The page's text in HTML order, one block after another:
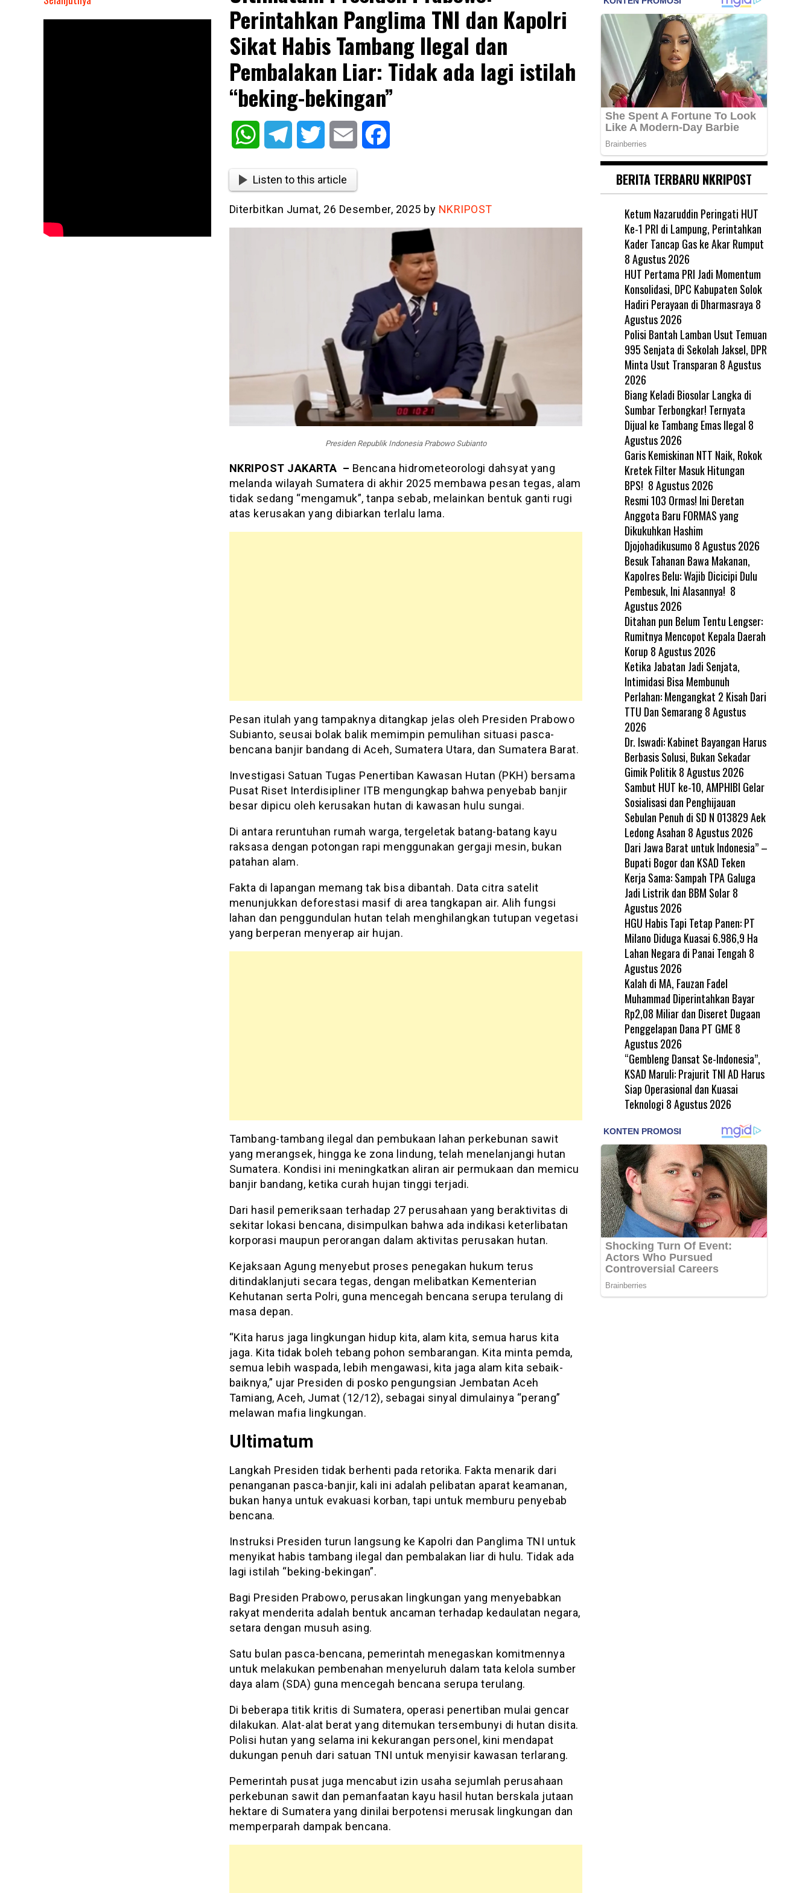
Perintahkan Panglima TNI dan Kapolri
Sikat Habis Tambang Ilegal dan
Pembalakan Liar: Tidak ada lagi istilah
“beking-bekingan”
WhatsAppTelegram Twitter Email
Listen to this article
Diterbitkan Jumat, 26 Desember, 2025 by NKRIPOST
Presiden Republik Indonesia Prabowo Subianto
NKRIPOST JAKARTA – Bencana hidrometeorologi dahsyat yang
melanda wilayah Sumatera di akhir 2025 membawa pesan tegas, alam
tidak sedang “mengamuk”, tanpa sebab, melainkan bentuk ganti rugi
atas kerusakan yang dibiarkan terlalu lama.
Pesan itulah yang tampaknya ditangkap jelas oleh Presiden Prabowo
Subianto, seusai bolak balik memimpin pemulihan situasi pasca-
bencana banjir bandang di Aceh, Sumatera Utara, dan Sumatera Barat.
Investigasi Satuan Tugas Penertiban Kawasan Hutan (PKH) bersama
Pusat Riset Interdisipliner ITB mengungkap bahwa penyebab banjir
besar dipicu oleh kerusakan hutan di kawasan hulu sungai.
Di antara reruntuhan rumah warga, tergeletak batang-batang kayu
raksasa dengan potongan rapi menggunakan gergaji mesin, bukan
patahan alam.
Fakta di lapangan memang tak bisa dibantah. Data citra satelit
menunjukkan deforestasi masif di area tangkapan air. Alih fungsi
lahan dan penggundulan hutan telah menghilangkan tutupan vegetasi
yang berperan menyerap air hujan.
Tambang-tambang ilegal dan pembukaan lahan perkebunan sawit
yang merangsek, hingga ke zona lindung, telah menelanjangi hutan
Sumatera. Kondisi ini meningkatkan aliran air permukaan dan memicu
banjir bandang, ketika curah hujan tinggi terjadi.
Dari hasil pemeriksaan terhadap 27 perusahaan yang beraktivitas di
sekitar lokasi bencana, disimpulkan bahwa ada indikasi keterlibatan
korporasi maupun perorangan dalam aktivitas perusakan hutan.
Kejaksaan Agung menyebut proses penegakan hukum terus
ditindaklanjuti secara tegas, dengan melibatkan Kementerian
Kehutanan serta Polri, guna mencegah bencana serupa terulang di
masa depan.
“Kita harus jaga lingkungan hidup kita, alam kita, semua harus kita
jaga. Kita tidak boleh tebang pohon sembarangan. Kita minta pemda,
semua lebih waspada, lebih mengawasi, kita jaga alam kita sebaik-
baiknya,” ujar Presiden di posko pengungsian Jembatan Aceh
Tamiang, Aceh, Jumat (12/12), sebagai sinyal dimulainya “perang”
melawan mafia lingkungan.
Ultimatum
Langkah Presiden tidak berhenti pada retorika. Fakta menarik dari
penanganan pasca-banjir, kali ini adalah pelibatan aparat keamanan,
bukan hanya untuk evakuasi korban, tapi untuk memburu penyebab
bencana.
Instruksi Presiden turun langsung ke Kapolri dan Panglima TNI untuk
menyikat habis tambang ilegal dan pembalakan liar di hulu. Tidak ada
lagi istilah “beking-bekingan”.
Bagi Presiden Prabowo, perusakan lingkungan yang menyebabkan
rakyat menderita adalah bentuk ancaman terhadap kedaulatan negara,
setara dengan musuh asing.
Satu bulan pasca-bencana, pemerintah menegaskan komitmennya
untuk melakukan pembenahan menyeluruh dalam tata kelola sumber
daya alam (SDA) guna mencegah bencana serupa terulang.
Di beberapa titik kritis di Sumatera, operasi penertiban mulai gencar
dilakukan. Alat-alat berat yang ditemukan tersembunyi di hutan disita.
Polisi hutan yang selama ini kekurangan personel, kini mendapat
dukungan penuh dari satuan TNI untuk menyisir kawasan terlarang.
Pemerintah pusat juga mencabut izin usaha sejumlah perusahaan
perkebunan sawit dan pemanfaatan kayu hasil hutan berskala jutaan
hektare di Sumatera yang dinilai berpotensi merusak lingkungan dan
memperparah dampak bencana.
Tidak
BERITA TERBARU NKRIPOST
Ketum Nazaruddin Peringati HUT
Ke-1 PRI di Lampung, Perintahkan
Kader Tancap Gas ke Akar Rumput
8 Agustus 2026
HUT Pertama PRI Jadi Momentum
Konsolidasi, DPC Kabupaten Solok
Hadiri Perayaan di Dharmasraya 8
Agustus 2026
Polisi Bantah Lamban Usut Temuan
995 Senjata di Sekolah Jaksel, DPR
Minta Usut Transparan 8 Agustus
2026
Biang Keladi Biosolar Langka di
Sumbar Terbongkar! Ternyata
Dijual ke Tambang Emas Ilegal 8
Agustus 2026
Garis Kemiskinan NTT Naik, Rokok
Kretek Filter Masuk Hitungan
BPS! 8 Agustus 2026
Resmi 103 Ormas! Ini Deretan
Anggota Baru FORMAS yang
Dikukuhkan Hashim
Djojohadikusumo 8 Agustus 2026
Besuk Tahanan Bawa Makanan,
Kapolres Belu: Wajib Dicicipi Dulu
Pembesuk, Ini Alasannya! 8
Agustus 2026
Ditahan pun Belum Tentu Lengser:
Rumitnya Mencopot Kepala Daerah
Korup 8 Agustus 2026
Ketika Jabatan Jadi Senjata,
Intimidasi Bisa Membunuh
Perlahan: Mengangkat 2 Kisah Dari
TTU Dan Semarang 8 Agustus
2026
Dr. Iswadi: Kabinet Bayangan Harus
Berbasis Solusi, Bukan Sekadar
Gimik Politik 8 Agustus 2026
Sambut HUT ke-10, AMPHIBI Gelar
Sosialisasi dan Penghijauan
Sebulan Penuh di SD N 013829 Aek
Ledong Asahan 8 Agustus 2026
Dari Jawa Barat untuk Indonesia” –
Bupati Bogor dan KSAD Teken
Kerja Sama: Sampah TPA Galuga
Jadi Listrik dan BBM Solar 8
Agustus 2026
HGU Habis Tapi Tetap Panen: PT
Milano Diduga Kuasai 6.986,9 Ha
Lahan Negara di Panai Tengah 8
Agustus 2026
Kalah di MA, Fauzan Fadel
Muhammad Diperintahkan Bayar
Rp2,08 Miliar dan Diseret Dugaan
Penggelapan Dana PT GME 8
Agustus 2026
“Gembleng Dansat Se-Indonesia”,
KSAD Maruli: Prajurit TNI AD Harus
Siap Operasional dan Kuasai
Teknologi 8 Agustus 2026